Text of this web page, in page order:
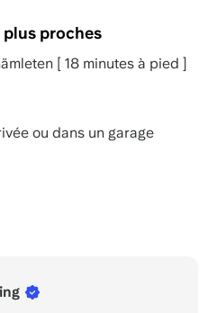
proches
[ 18 minutes à pied ]
ou dans un garage